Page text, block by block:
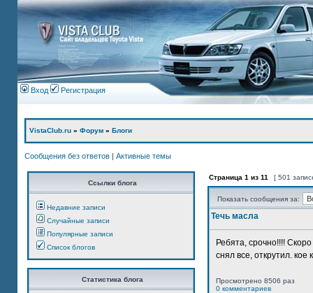
Вход Регистрация
VistaClub.ru » Форум » Блоги
Сообщения без ответов | Активные темы
Ссылки блога
Недавние записи
Случайные записи
Популярные записи
Список блогов
Статистика блога
Страница 1 из 11 [ 501
Показать сообщения за:
Течь масла
Ребята, срочно!!!!
снял все, открутил. кое
Просмотрено 8506 раз
0 комментариев